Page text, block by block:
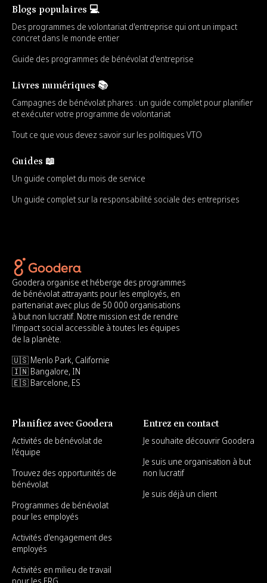
Blogs populaires 💻
Des programmes de volontariat d'entreprise qui ont un impact
concret dans le monde entier
Guide des programmes de bénévolat d'entreprise
Livres numériques 📚
Campagnes de bénévolat phares : un guide complet pour planifier
et exécuter votre programme de volontariat
Tout ce que vous devez savoir sur les politiques VTO
Guides 📖
Un guide complet du mois de service
Un guide complet sur la responsabilité sociale des entreprises
Goodera organise et héberge des programmes
de bénévolat attrayants pour les employés, en
partenariat avec plus de 50 000 organisations
à but non lucratif. Notre mission est de rendre
l'impact social accessible à toutes les équipes
de la planète.
🇺🇸 Menlo Park, Californie
🇮🇳 Bangalore, IN
🇪🇸 Barcelone, ES
Planifiez avec Goodera
Activités de bénévolat de
l'équipe
Trouvez des opportunités de
bénévolat
Programmes de bénévolat
pour les employés
Activités d'engagement des
employés
Activités en milieu de travail
Entrez en contact
Je souhaite découvrir Goodera
Je suis une organisation à but
non lucratif
Je suis déjà un client